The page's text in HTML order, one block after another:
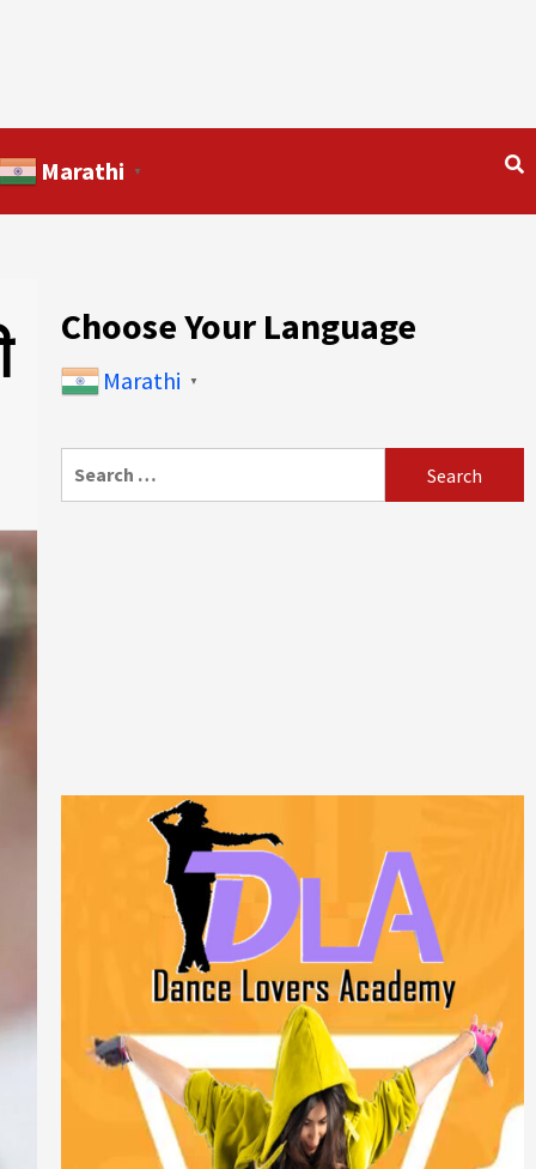
Marathi ▼
Choose Your Language
Marathi ▼